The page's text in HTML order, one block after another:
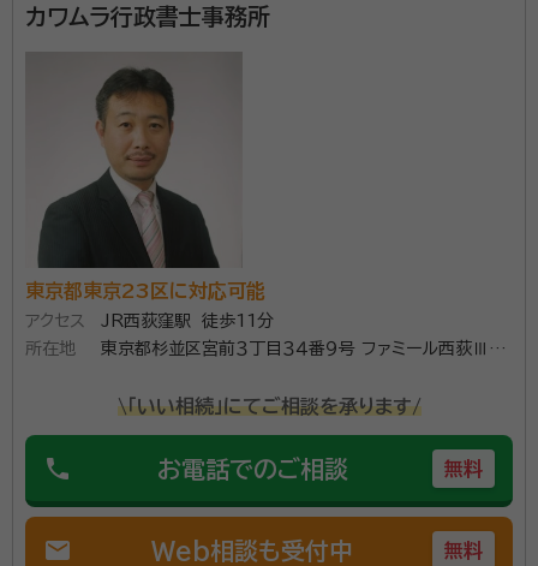
にご利用いただいております。ご家族にもしものことが
気軽にご相談下さい。
行政書士
東京都行政書士会
カワムラ行政書士事務所
東京都東京23区に対応可能
アクセス
JR西荻窪駅 徒歩11分
所在地
東京都杉並区宮前３丁目３４番９号 ファミール西荻Ⅲ１０
\「いい相続」にてご相談を承ります/
phone お電話でのご相談 無料
mail Web相談も受付中 無料